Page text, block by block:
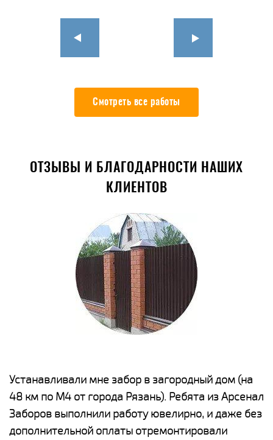
Смотреть все работы
ОТЗЫВЫ И БЛАГОДАРНОСТИ НАШИХ
КЛИЕНТОВ
Устанавливали мне забор в загородный дом (на
48 км по М4 от города Рязань). Ребята из Арсенал
Заборов выполнили работу ювелирно, и даже без
дополнительной оплаты отремонтировали